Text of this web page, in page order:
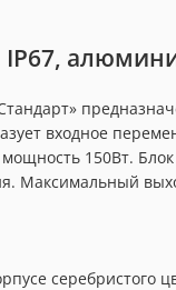
IP67,
входное
150Вт.
Максимальный
серебристого